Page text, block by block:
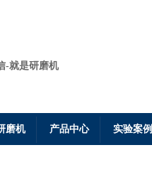
-就是研磨机
磨机 产品中心 实验案例